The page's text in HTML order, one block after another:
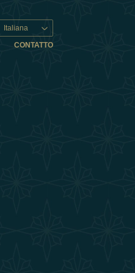
Italiana
CONTATTO